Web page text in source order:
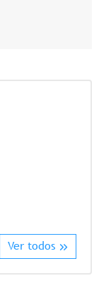
Ver todos